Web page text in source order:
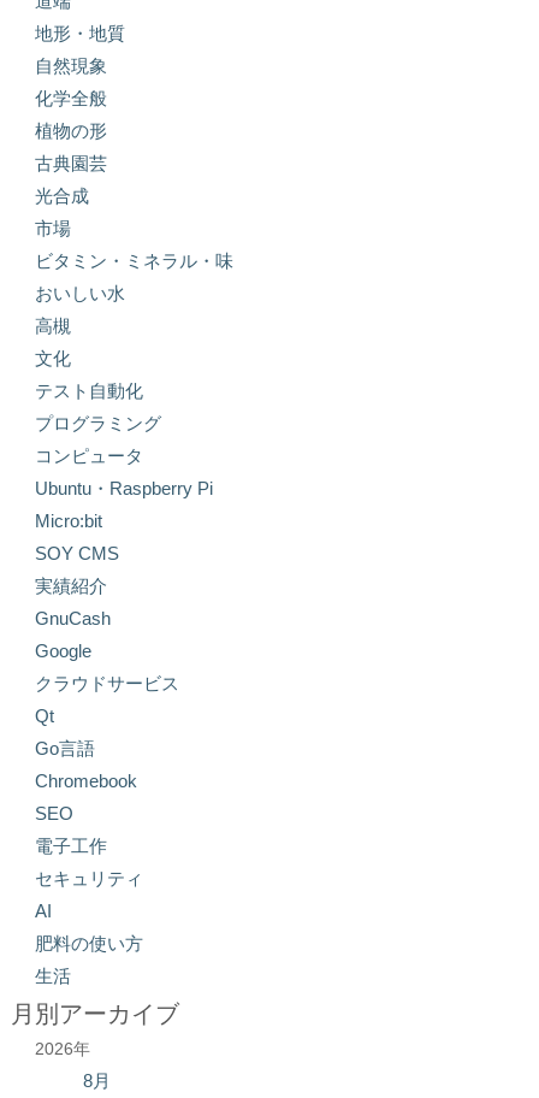
地形・地質
自然現象
化学全般
植物の形
古典園芸
光合成
市場
ビタミン・ミネラル・味
おいしい水
高槻
文化
テスト自動化
プログラミング
コンピュータ
Ubuntu・Raspberry Pi
Micro:bit
SOY CMS
実績紹介
GnuCash
Google
クラウドサービス
Qt
Go言語
Chromebook
SEO
電子工作
セキュリティ
AI
肥料の使い方
生活
月別アーカイブ
2026年
8月